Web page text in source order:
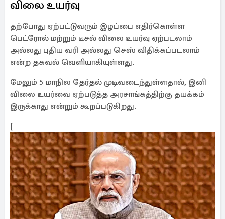
விலை உயர்வு
தற்போது ஏற்பட்டுவரும் இழப்பை எதிர்கொள்ள
பெட்ரோல் மற்றும் டீசல் விலை உயர்வு ஏற்படலாம்
அல்லது புதிய வரி அல்லது செஸ் விதிக்கப்படலாம்
என்ற தகவல் வெளியாகியுள்ளது.
மேலும் 5 மாநில தேர்தல் முடிவடைந்துள்ளதால், இனி
விலை உயர்வை ஏற்படுத்த அரசாங்கத்திற்கு தயக்கம்
இருக்காது என்றும் கூறப்படுகிறது.
[